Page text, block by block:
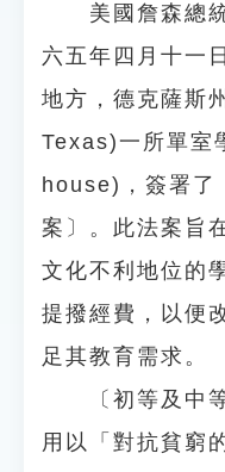
美國詹森總統
六五年四月十一
地方，德克薩斯
Texas)一所單
house)，簽署了
案〕。此法案旨
文化不利地位的
提撥經費，以便
足其教育需求。
〔初等及中等
用以「對抗貧窮